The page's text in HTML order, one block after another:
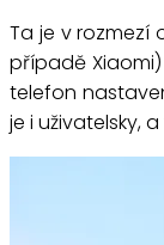
Ta je v rozmezí
případě
telefon
je i uživatelsky,